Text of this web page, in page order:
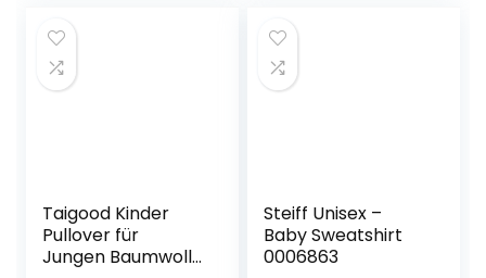
Taigood Kinder
Pullover für
Jungen Baumwolle
Steiff Unisex –
Baby Sweatshirt
0006863